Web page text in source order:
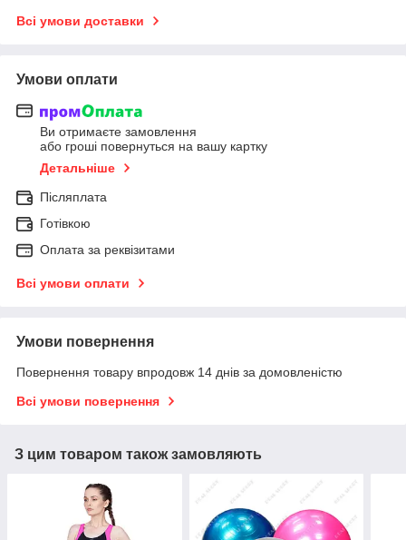
Всі умови доставки
Умови оплати
Ви отримаєте замовлення
або гроші повернуться на вашу картку
Детальніше
Післяплата
Готівкою
Оплата за реквізитами
Всі умови оплати
Умови повернення
Повернення товару впродовж 14 днів за домовленістю
Всі умови повернення
З цим товаром також замовляють